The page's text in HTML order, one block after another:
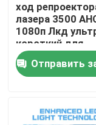
Главная
Продукция
Ролики
ход
лазера 3500
1080п Лкд
короткий для
домашнего кино
Отправить